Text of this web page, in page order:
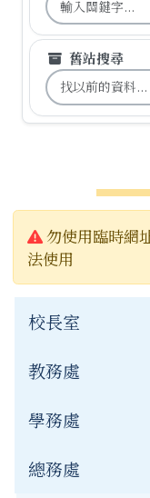
搜尋台南市石
舊站搜尋
搜尋台南市石
警告:
勿使用臨時網
法使用
校長室
校長簡介
聯絡資訊
新聞報導
教務處
業務職掌
教務公告
學務處
業務職掌
總務處